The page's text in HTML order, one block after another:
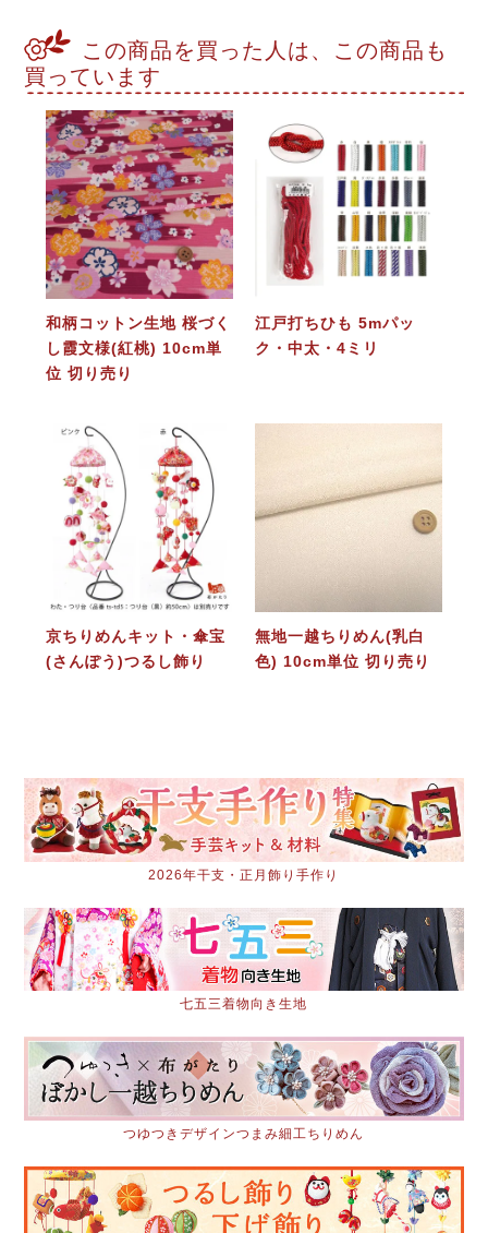
この商品を買った人は、この商品も
買っています
和柄コットン生地 桜づく
し霞文様(紅桃) 10cm単
位 切り売り
江戸打ちひも 5mパッ
ク・中太・4ミリ
京ちりめんキット・傘宝
(さんぽう)つるし飾り
無地一越ちりめん(乳白
色) 10cm単位 切り売り
2026年干支・正月飾り手作り
七五三着物向き生地
つゆつきデザインつまみ細工ちりめん